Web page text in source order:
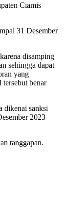
Ciamis
31 Desember
disamping
sehingga dapat
yang
tersebut benar
dikenai sanksi
2023
tanggapan.